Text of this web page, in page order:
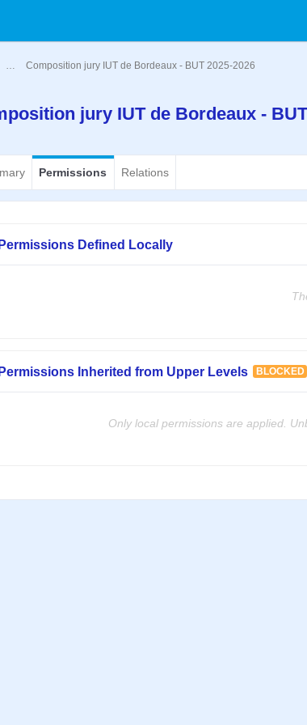
… Composition jury IUT de Bordeaux - BUT 2025-2026
jury IUT de Bordeaux -
Permissions Relations
Defined Locally
Inherited from Upper Levels BLOCKED
Only local permissions are applied.